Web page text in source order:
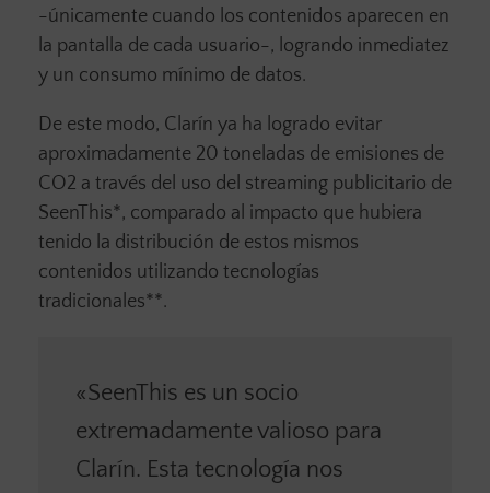
-únicamente cuando los contenidos aparecen en
la pantalla de cada usuario-, logrando inmediatez
y un consumo mínimo de datos.
De este modo, Clarín ya ha logrado evitar
aproximadamente 20 toneladas de emisiones de
CO2 a través del uso del streaming publicitario de
SeenThis*, comparado al impacto que hubiera
tenido la distribución de estos mismos
contenidos utilizando tecnologías
tradicionales**.
«SeenThis es un socio
extremadamente valioso para
Clarín. Esta tecnología nos